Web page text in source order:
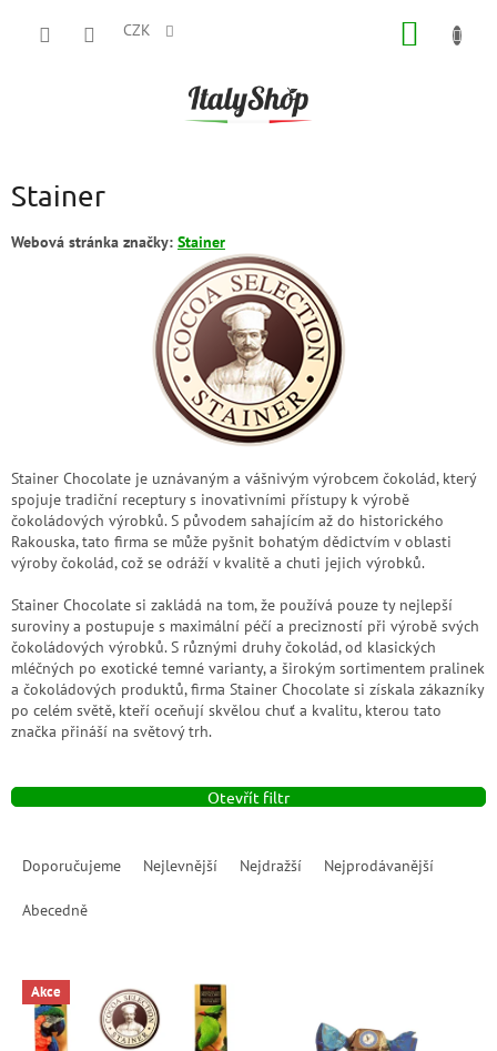
CZK
Stainer
Webová stránka značky: Stainer
Stainer Chocolate je uznávaným a vášnivým výrobcem čokolád, který
spojuje tradiční receptury s inovativními přístupy k výrobě
čokoládových výrobků. S původem sahajícím až do historického
Rakouska, tato firma se může pyšnit bohatým dědictvím v oblasti
výroby čokolád, což se odráží v kvalitě a chuti jejich výrobků.
Stainer Chocolate si zakládá na tom, že používá pouze ty nejlepší
suroviny a postupuje s maximální péčí a precizností při výrobě svých
čokoládových výrobků. S různými druhy čokolád, od klasických
mléčných po exotické temné varianty, a širokým sortimentem pralinek
a čokoládových produktů, firma Stainer Chocolate si získala zákazníky
po celém světě, kteří oceňují skvělou chuť a kvalitu, kterou tato
značka přináší na světový trh.
Otevřít filtr
p
Doporučujeme Nejlevnější Nejdražší Nejprodávanější
Abecedně
V Akce